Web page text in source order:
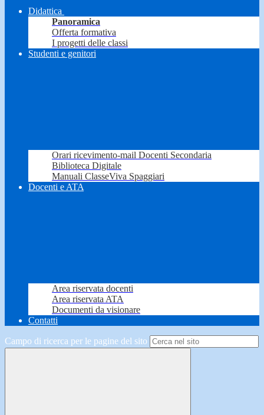
Didattica
Panoramica
Offerta formativa
I progetti delle classi
Studenti e genitori
Orari ricevimento-mail Docenti Secondaria
Biblioteca Digitale
Manuali ClasseViva Spaggiari
Docenti e ATA
Area riservata docenti
Area riservata ATA
Documenti da visionare
Contatti
Campo di ricerca per le pagine del sito